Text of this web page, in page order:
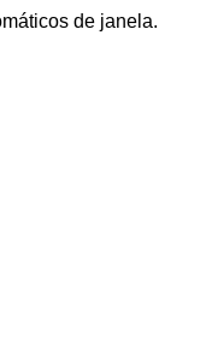
de janela.